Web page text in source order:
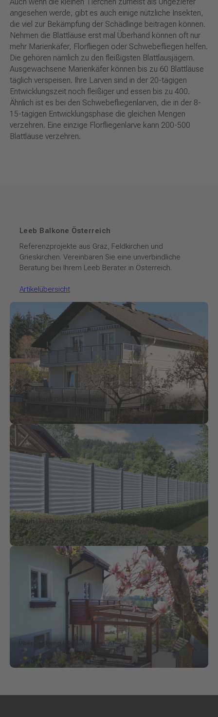
angesehen werde, gibt es auch einige nützliche Insekten,
die viel zur Bekämpfung der Schädlinge beitragen können.
Nehmen die Blattläuse erst mal Überhand können oft nur
mehr Marienkäfer, Florfliegen oder Schwebefliegen helfen.
Die gehören nämlich zu den fleißigsten Blattlausjägern.
Ausgewachsene Marienkäfer können bis zu 60 Blattläuse
täglich verspeisen. Ihre Larven sind in der 20-tägigen
Entwicklungszeit noch fleißiger und essen bis zu 400.
Ähnlich ist es bei den Schwebefliegenlarven, die in der 8-
15-tägigen Entwicklungsphase die gleichen Mengen
verzehren. Eine einzige Florfliegenlarve kann 200-500
Blattläuse verzehren.
Leeb Balkone Österreich
Referenzprojekte aus Graz, Feldkirchen und
Grieskirchen. Vereinbaren Sie eine unverbindliche
Beratung bei Ihrem Leeb Berater in Österreich.
Artikelübersicht
Zaun| Feldkirchen, Österreich
Überdachung | Grieskirchen, AT